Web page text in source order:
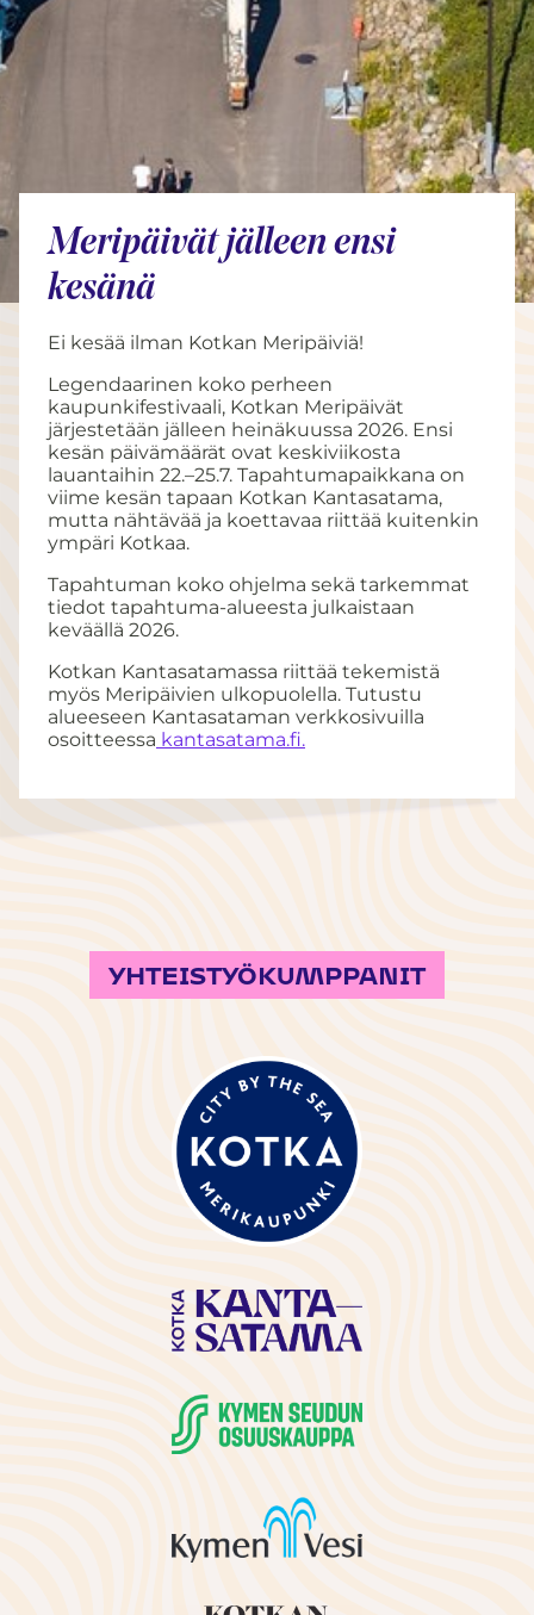
Meripäivät jälleen ensi
kesänä
Ei kesää ilman Kotkan Meripäiviä!
Legendaarinen koko perheen
kaupunkifestivaali, Kotkan Meripäivät
järjestetään jälleen heinäkuussa 2026. Ensi
kesän päivämäärät ovat keskiviikosta
lauantaihin 22.–25.7. Tapahtumapaikkana on
viime kesän tapaan Kotkan Kantasatama,
mutta nähtävää ja koettavaa riittää kuitenkin
ympäri Kotkaa.
Tapahtuman koko ohjelma sekä tarkemmat
tiedot tapahtuma-alueesta julkaistaan
keväällä 2026.
Kotkan Kantasatamassa riittää tekemistä
myös Meripäivien ulkopuolella. Tutustu
alueeseen Kantasataman verkkosivuilla
osoitteessa kantasatama.fi.
YHTEISTYÖKUMPPANIT